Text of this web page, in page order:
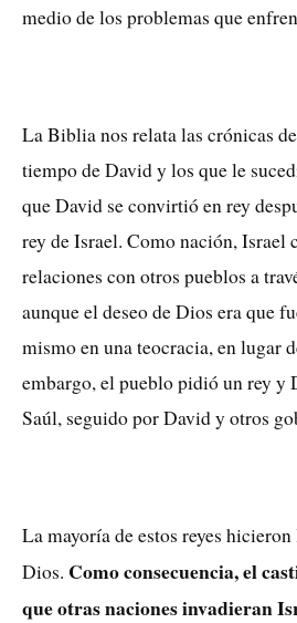
medio de los problemas que
La Biblia nos relata las crónicas
tiempo de David y los que le
que David se convirtió en rey
rey de Israel. Como nación, Israel
relaciones con otros pueblos a
aunque el deseo de Dios era que
mismo en una teocracia, en lugar
embargo, el pueblo pidió un rey y
Saúl, seguido por David y otros
La mayoría de estos reyes
Dios. Como consecuencia, el
que otras naciones invadieran